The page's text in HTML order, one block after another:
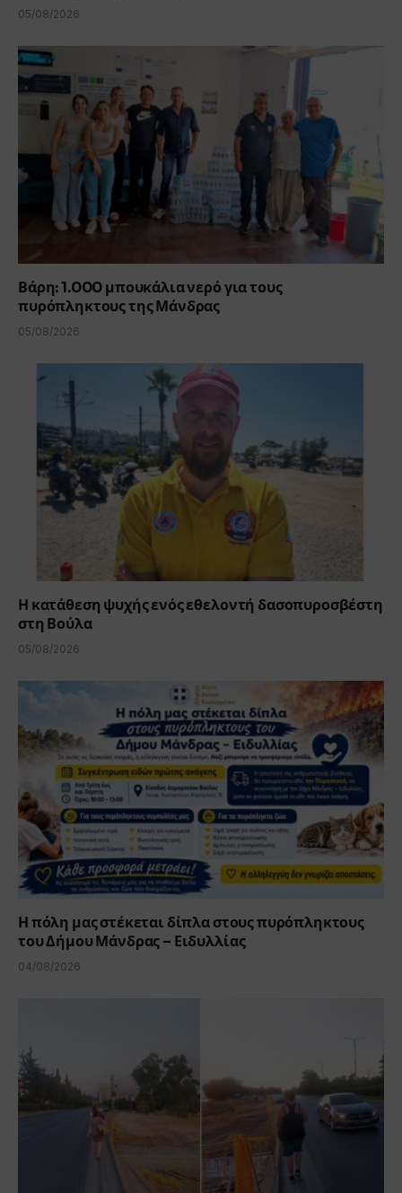
05/08/2026
Βάρη: 1.000 μπουκάλια νερό για τους
πυρόπληκτους της Μάνδρας
05/08/2026
Η κατάθεση ψυχής ενός εθελοντή δασοπυροσβέστη
στη Βούλα
05/08/2026
Η πόλη μας στέκεται δίπλα στους πυρόπληκτους
του Δήμου Μάνδρας – Ειδυλλίας
04/08/2026